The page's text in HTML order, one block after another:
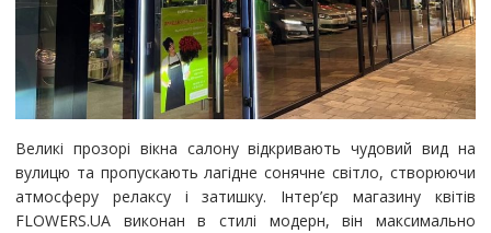
Великі прозорі вікна салону відкривають чудовий вид на
вулицю та пропускають лагідне сонячне світло, створюючи
атмосферу релаксу і затишку. Інтер’єр магазину квітів
FLOWERS.UA виконан в стилі модерн, він максимально